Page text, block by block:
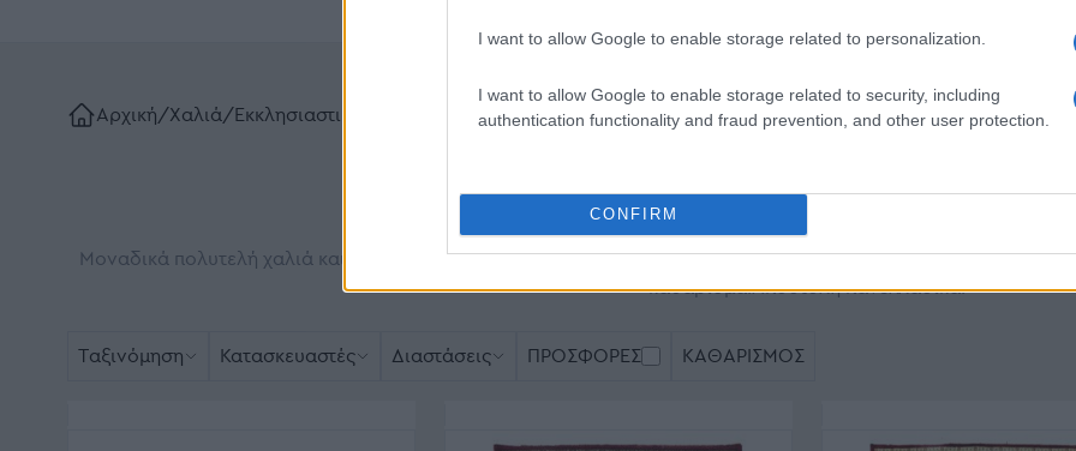
I want to allow Google to enable storage related to personalization.
I want to allow Google to enable storage related to security, including
authentication functionality and fraud prevention, and other user protection.
CONFIRM
Αρχική/Χαλιά/ Εκκλησιαστικά Εκκλησιαστικά χαλιά
Εκκλησιαστικά χαλιά
Μοναδικά πολυτελή χαλιά και διάδρομοι για Ιερούς Ναούς πιστοποιημένα για μη επιβλαβείς
καθάρισμα.Αποστολή πανελλαδικά.
Ταξινόμηση Κατασκευαστές Διαστάσεις ΠΡΟΣΦΟΡΈΣ ΚΑΘΑΡΙΣΜΌΣ